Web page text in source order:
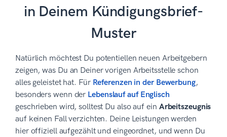
in Deinem Kündigungsbrief-
Muster
Natürlich möchtest Du potentiellen neuen Arbeitgebern
zeigen, was Du an Deiner vorigen Arbeitsstelle schon
alles geleistet hat. Für Referenzen in der Bewerbung,
besonders wenn der Lebenslauf auf Englisch
geschrieben wird, solltest Du also auf ein Arbeitszeugnis
auf keinen Fall verzichten. Deine Leistungen werden
hier offiziell aufgezählt und eingeordnet, und wenn Du